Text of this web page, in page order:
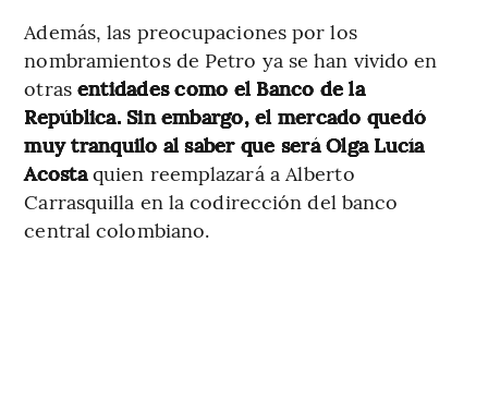
Además, las preocupaciones por los
nombramientos de Petro ya se han vivido en
otras entidades como el Banco de la
República. Sin embargo, el mercado quedó
muy tranquilo al saber que será Olga Lucía
Acostaquien reemplazará a Alberto
Carrasquilla en la codirección del banco
central colombiano.